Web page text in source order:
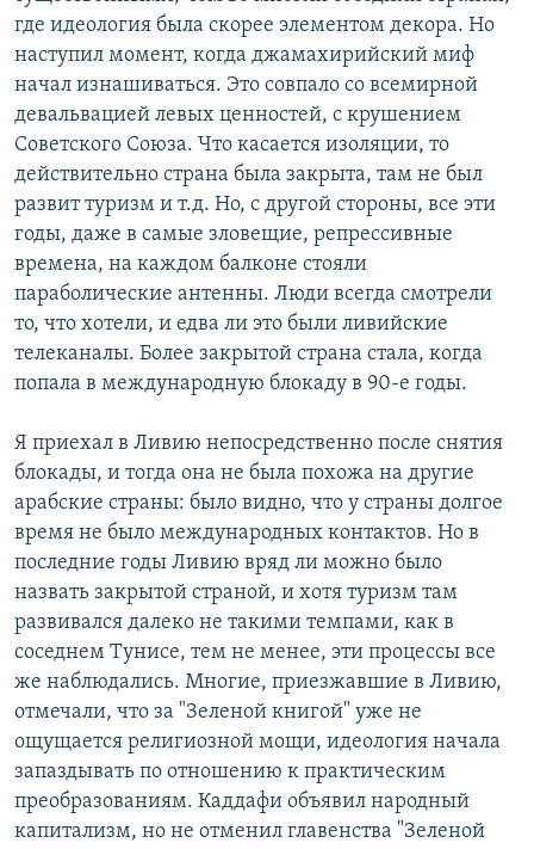
где идеология была скорее элементом декора. Но
наступил момент, когда джамахирийский миф
начал изнашиваться. Это совпало со всемирной
девальвацией левых ценностей, с крушением
Советского Союза. Что касается изоляции, то
действительно страна была закрыта, там не был
развит туризм и т.д. Но, с другой стороны, все эти
годы, даже в самые зловещие, репрессивные
времена, на каждом балконе стояли
параболические антенны. Люди всегда смотрели
то, что хотели, и едва ли это были ливийские
телеканалы. Более закрытой страна стала, когда
попала в международную блокаду в 90-е годы.
Я приехал в Ливию непосредственно после снятия
блокады, и тогда она не была похожа на другие
арабские страны: было видно, что у страны долгое
время не было международных контактов. Но в
последние годы Ливию вряд ли можно было
назвать закрытой страной, и хотя туризм там
развивался далеко не такими темпами, как в
соседнем Тунисе, тем не менее, эти процессы все
же наблюдались. Многие, приезжавшие в Ливию,
отмечали, что за "Зеленой книгой" уже не
ощущается религиозной мощи, идеология начала
запаздывать по отношению к практическим
преобразованиям. Каддафи объявил народный
капитализм, но не отменил главенства "Зеленой